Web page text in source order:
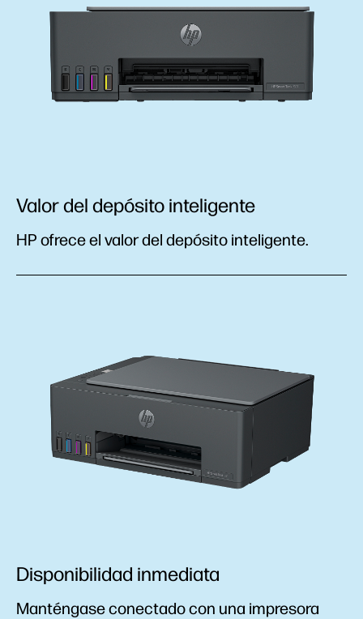
Valor del depósito inteligente
HP ofrece el valor del depósito inteligente.
Disponibilidad inmediata
Manténgase conectado con una impresora